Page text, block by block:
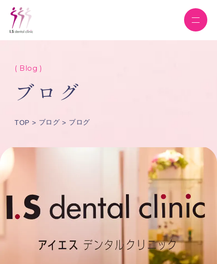
( Blog )
ブログ
TOP ブログ ブログ